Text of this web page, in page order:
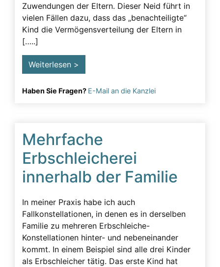
Zuwendungen der Eltern. Dieser Neid führt in
vielen Fällen dazu, dass das „benachteiligte“
Kind die Vermögensverteilung der Eltern in
[…..]
Weiterlesen >
Haben Sie Fragen? E-Mail an die Kanzlei
Mehrfache
Erbschleicherei
innerhalb der Familie
In meiner Praxis habe ich auch
Fallkonstellationen, in denen es in derselben
Familie zu mehreren Erbschleiche-
Konstellationen hinter- und nebeneinander
kommt. In einem Beispiel sind alle drei Kinder
als Erbschleicher tätig. Das erste Kind hat